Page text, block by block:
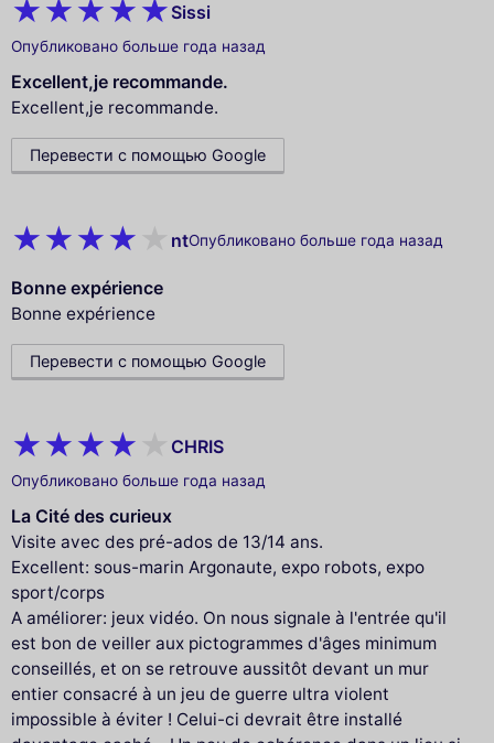
Sissi
Опубликовано больше года назад
Excellent,je recommande.
Excellent,je recommande.
Перевести с помощью Google
ntОпубликовано больше года назад
Bonne expérience
Bonne expérience
Перевести с помощью Google
CHRIS
Опубликовано больше года назад
La Cité des curieux
Visite avec des pré-ados de 13/14 ans.
Excellent: sous-marin Argonaute, expo robots, expo
sport/corps
A améliorer: jeux vidéo. On nous signale à l'entrée qu'il
est bon de veiller aux pictogrammes d'âges minimum
conseillés, et on se retrouve aussitôt devant un mur
entier consacré à un jeu de guerre ultra violent
impossible à éviter ! Celui-ci devrait être installé